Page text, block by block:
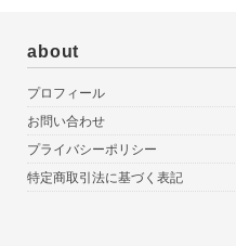
about
プロフィール
お問い合わせ
プライバシーポリシー
特定商取引法に基づく表記